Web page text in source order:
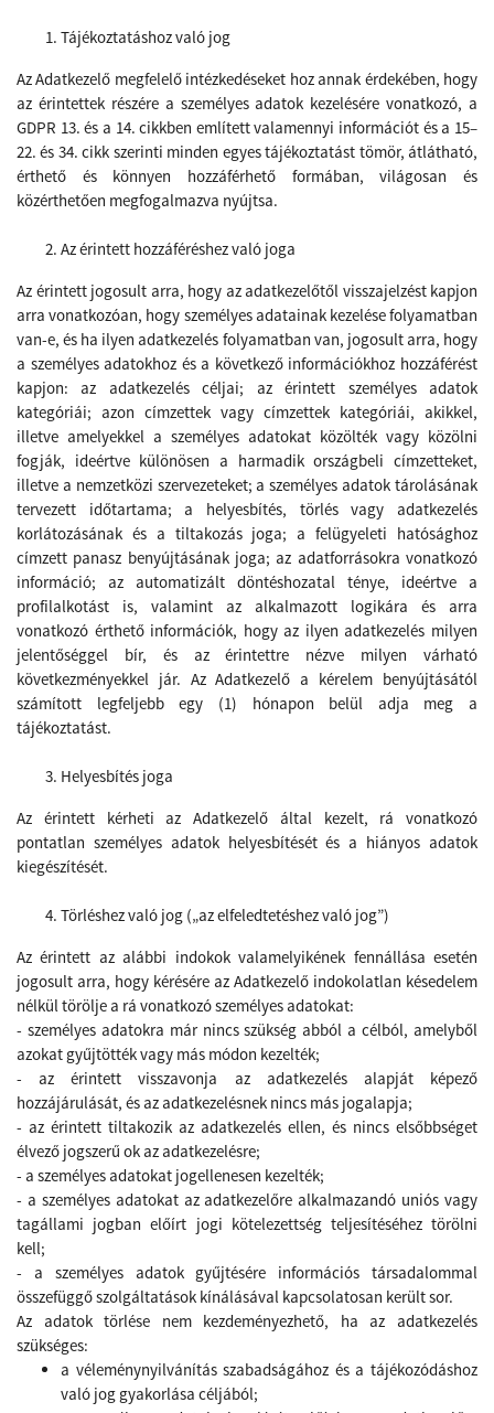
Tájékoztatáshoz való jog
Az Adatkezelő megfelelő intézkedéseket hoz annak érdekében, hogy
az érintettek részére a személyes adatok kezelésére vonatkozó, a
GDPR 13. és a 14. cikkben említett valamennyi információt és a 15–
22. és 34. cikk szerinti minden egyes tájékoztatást tömör, átlátható,
érthető és könnyen hozzáférhető formában, világosan és
közérthetően megfogalmazva nyújtsa.
Az érintett hozzáféréshez való joga
Az érintett jogosult arra, hogy az adatkezelőtől visszajelzést kapjon
arra vonatkozóan, hogy személyes adatainak kezelése folyamatban
van-e, és ha ilyen adatkezelés folyamatban van, jogosult arra, hogy
a személyes adatokhoz és a következő információkhoz hozzáférést
kapjon: az adatkezelés céljai; az érintett személyes adatok
kategóriái; azon címzettek vagy címzettek kategóriái, akikkel,
illetve amelyekkel a személyes adatokat közölték vagy közölni
fogják, ideértve különösen a harmadik országbeli címzetteket,
illetve a nemzetközi szervezeteket; a személyes adatok tárolásának
tervezett időtartama; a helyesbítés, törlés vagy adatkezelés
korlátozásának és a tiltakozás joga; a felügyeleti hatósághoz
címzett panasz benyújtásának joga; az adatforrásokra vonatkozó
információ; az automatizált döntéshozatal ténye, ideértve a
profilalkotást is, valamint az alkalmazott logikára és arra
vonatkozó érthető információk, hogy az ilyen adatkezelés milyen
jelentőséggel bír, és az érintettre nézve milyen várható
következményekkel jár. Az Adatkezelő a kérelem benyújtásától
számított legfeljebb egy (1) hónapon belül adja meg a
tájékoztatást.
Helyesbítés joga
Az érintett kérheti az Adatkezelő által kezelt, rá vonatkozó
pontatlan személyes adatok helyesbítését és a hiányos adatok
kiegészítését.
Törléshez való jog („az elfeledtetéshez való jog”)
Az érintett az alábbi indokok valamelyikének fennállása esetén
jogosult arra, hogy kérésére az Adatkezelő indokolatlan késedelem
nélkül törölje a rá vonatkozó személyes adatokat:
- személyes adatokra már nincs szükség abból a célból, amelyből
azokat gyűjtötték vagy más módon kezelték;
- az érintett visszavonja az adatkezelés alapját képező
hozzájárulását, és az adatkezelésnek nincs más jogalapja;
- az érintett tiltakozik az adatkezelés ellen, és nincs elsőbbséget
élvező jogszerű ok az adatkezelésre;
- a személyes adatokat jogellenesen kezelték;
- a személyes adatokat az adatkezelőre alkalmazandó uniós vagy
tagállami jogban előírt jogi kötelezettség teljesítéséhez törölni
kell;
- a személyes adatok gyűjtésére információs társadalommal
összefüggő szolgáltatások kínálásával kapcsolatosan került sor.
Az adatok törlése nem kezdeményezhető, ha az adatkezelés
szükséges:
a véleménynyilvánítás szabadságához és a tájékozódáshoz
való jog gyakorlása céljából;